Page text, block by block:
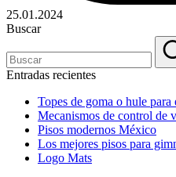
25.01.2024
Buscar
Entradas recientes
Topes de goma o hule
Mecanismos de control de
Pisos modernos México
Los mejores pisos para
Logo Mats